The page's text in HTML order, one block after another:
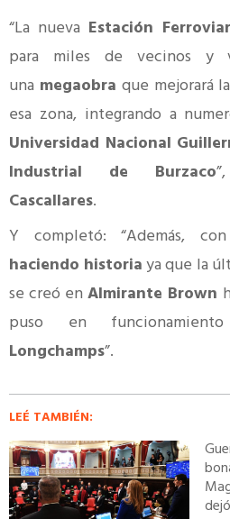
“La nueva Estación
para miles de vecinos y
una megaobraque mejorará la
esa zona, integrando a
Universidad Nacional
Industrial de Burzaco
Cascallares.
Y completó: “Además,
haciendo historiaya que la
se creó enAlmirante Brown
puso en
Longchamps”.
LEÉ TAMBIÉN: